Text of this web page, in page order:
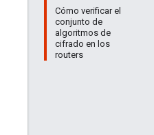
Cómo verificar el
conjunto de
algoritmos de
cifrado en los
routers